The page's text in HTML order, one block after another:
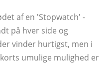
af en 'Stopwatch' -
på hver side og
vinder hurtigst, men i
umulige mulighed er